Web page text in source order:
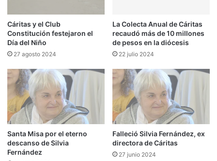
Cáritas y el Club
Constitución festejaron el
Día del Niño
27 agosto 2024
La Colecta Anual de Cáritas
recaudó más de 10 millones
de pesos en la diócesis
22 julio 2024
Santa Misa por el eterno
descanso de Silvia
Fernández
Falleció Silvia Fernández, ex
directora de Cáritas
27 junio 2024